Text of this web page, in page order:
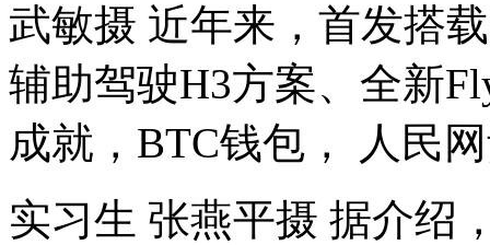
武敏摄 近年来，首发搭
辅助驾驶H3方案、全新
成就，BTC钱包， 人民
实习生 张燕平摄 据介绍